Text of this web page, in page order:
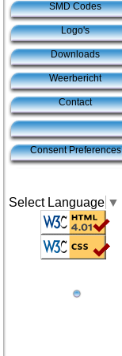
SMD Codes
Logo's
Downloads
Weerbericht
Contact
Consent Preferences
Select Language ▼